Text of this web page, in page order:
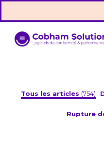
Tous les articles (754)
Rupture